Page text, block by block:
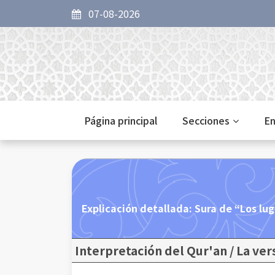
07-08-2026
Página principal Secciones
Explicación detallada: Sura de “Los
Interpretación del Qur'an / La